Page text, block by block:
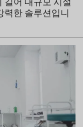
력한 솔루션입니